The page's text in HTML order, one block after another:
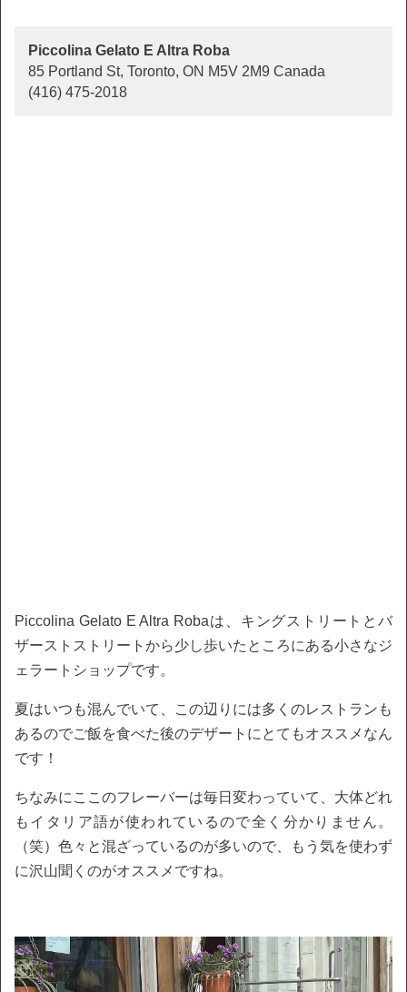
Piccolina Gelato E Altra Roba
85 Portland St, Toronto, ON M5V 2M9 Canada
(416) 475-2018
Piccolina Gelato E Altra Robaは、キングストリートとバ
ザーストストリートから少し歩いたところにある小さなジ
ェラートショップです。
夏はいつも混んでいて、この辺りには多くのレストランも
あるのでご飯を食べた後のデザートにとてもオススメなん
です！
ちなみにここのフレーバーは毎日変わっていて、大体どれ
もイタリア語が使われているので全く分かりません。
（笑）色々と混ざっているのが多いので、もう気を使わず
に沢山聞くのがオススメですね。